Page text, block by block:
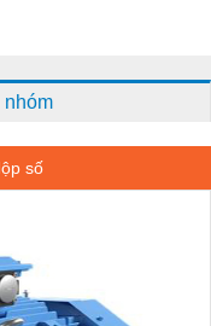
nhóm
số